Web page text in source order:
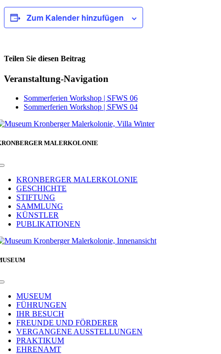
Zum Kalender hinzufügen
Teilen Sie diesen Beitrag
Facebook
Veranstaltung-Navigation
Sommerferien Workshop | SFWS 06
Sommerferien Workshop | SFWS 04
MALERKOLONIE
Toggle
NavigationKRONBERGER MALERKOLONIE
GESCHICHTE
STIFTUNG
SAMMLUNG
KÜNSTLER
PUBLIKATIONEN
Toggle
NavigationMUSEUM
FÜHRUNGEN
IHR BESUCH
FREUNDE UND FÖRDERER
VERGANGENE AUSSTELLUNGEN
PRAKTIKUM
EHRENAMT